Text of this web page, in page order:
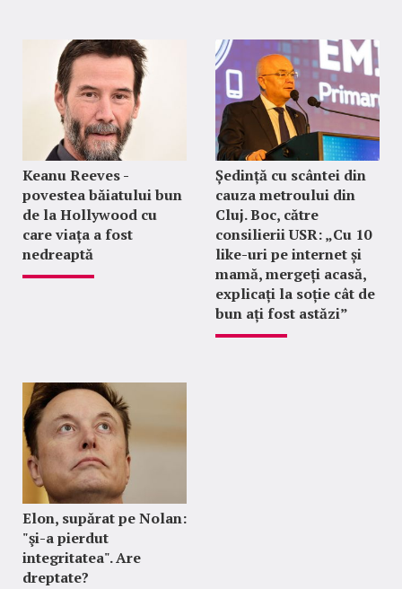
Keanu Reeves -
povestea băiatului bun
de la Hollywood cu
care viața a fost
nedreaptă
Ședință cu scântei din
cauza metroului din
Cluj. Boc, către
consilierii USR: „Cu 10
like-uri pe internet și
mamă, mergeți acasă,
explicați la soție cât de
bun ați fost astăzi”
Elon, supărat pe Nolan:
"şi-a pierdut
integritatea". Are
dreptate?